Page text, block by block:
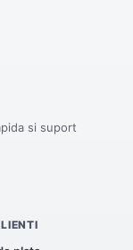
si suport